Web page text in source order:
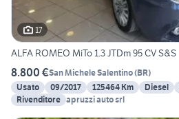
17
ALFA ROMEO MiTo 1.3 JTDm 95 CV S&S
8.800 €San Michele Salentino(BR)
Usato
09/2017 125464 Km Diesel
Rivenditore apruzzi auto srl